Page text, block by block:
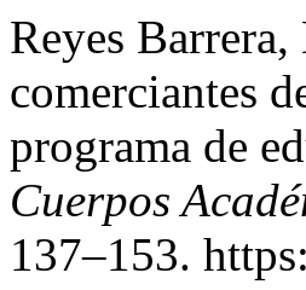
Reyes
comerciantes
programa de
Cuerpos
137–153.